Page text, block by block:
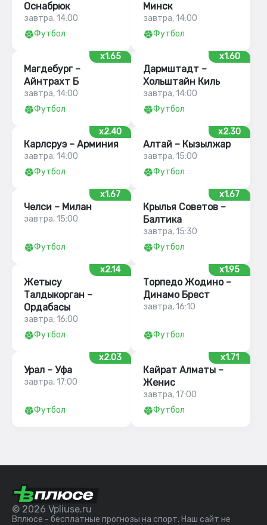
Оснабрюк
завтра, 14:00
Футбол
Минск
завтра, 14:00
Футбол
x1.65
Магдебург –
Айнтрахт Б
завтра, 14:00
Футбол
x1.60
Дармштадт –
Хольштайн Киль
завтра, 14:00
Футбол
x2.40
Карлсруэ – Арминия
завтра, 14:00
Футбол
x2.30
Алтай – Кызылжар
завтра, 15:00
Футбол
x1.67
Челси – Милан
завтра, 15:00
Футбол
x1.67
Крылья Советов –
Балтика
завтра, 15:30
Футбол
x2.14
Жетысу
Талдыкорган –
Ордабасы
завтра, 16:00
Футбол
x1.95
Торпедо Жодино –
Динамо Брест
завтра, 16:10
Футбол
x2.03
Урал – Уфа
завтра, 17:00
Футбол
x1.71
Кайрат Алматы –
Женис
завтра, 17:00
Футбол
© 2026 Vpliuse.ru
Вплюсе - бесплатные прогнозы на спорт. Наш сайт не